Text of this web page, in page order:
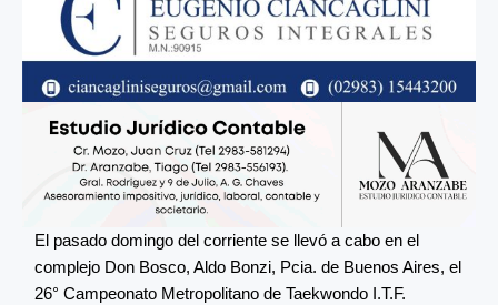
El pasado domingo del corriente se llevó a cabo en el
complejo Don Bosco, Aldo Bonzi, Pcia. de Buenos Aires, el
26° Campeonato Metropolitano de Taekwondo I.T.F.